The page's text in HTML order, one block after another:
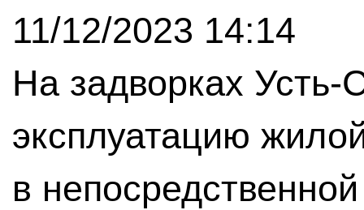
11/12/2023 14:14
На задворках Усть-
эксплуатацию
в